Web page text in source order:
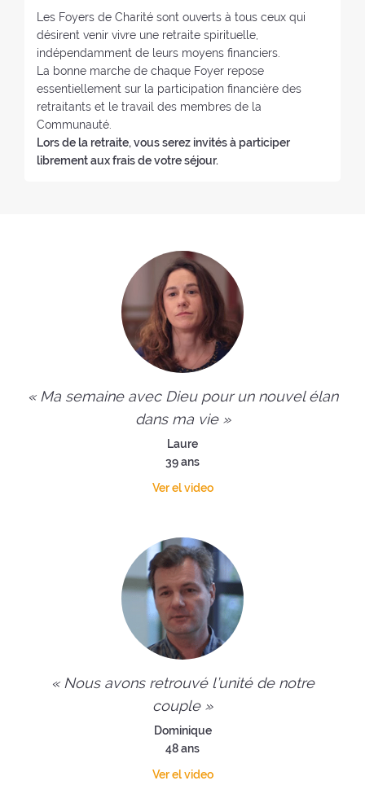
e
:
Les Foyers de Charité sont ouverts à tous ceux qui
désirent venir vivre une retraite spirituelle,
indépendamment de leurs moyens financiers.
La bonne marche de chaque Foyer repose
essentiellement sur la participation financière des
retraitants et le travail des membres de la
Communauté.
Lors de la retraite, vous serez invités à participer
librement aux frais de votre séjour.
« Ma semaine avec Dieu pour un nouvel élan
dans ma vie »
Laure
39 ans
Ver el video
« Nous avons retrouvé l’unité de notre
couple »
Dominique
48 ans
Ver el video